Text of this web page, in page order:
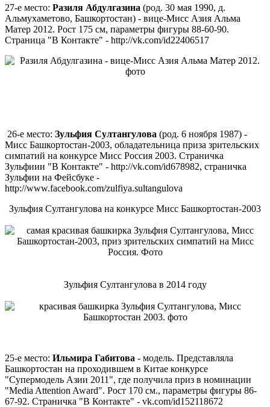
27-е место: Разиля Абдулгазина (род. 30 мая 1990, д.
Альмухаметово, Башкортостан) - вице-Мисс Азия Альма
Матер 2012. Рост 175 см, параметры фигуры 88-60-90.
Страница "В Контакте" - http://vk.com/id22406517
26-е место: Зульфия Султангулова (род. 6 ноября 1987) -
Мисс Башкортостан-2003, обладательница приза зрительских
симпатий на конкурсе Мисс Россия 2003. Страничка
Зульфиии "В Контакте" - http://vk.com/id678982, страничка
Зульфии на Фейсбуке -
http://www.facebook.com/zulfiya.sultangulova
Зульфия Султангулова на конкурсе Мисс Башкортостан-2003
Зульфия Султангулова в 2014 году
25-е место: Ильмира Габитова - модель. Представляла
Башкортостан на проходившем в Китае конкурсе
"Супермодель Азии 2011", где получила приз в номинации
"Media Attention Award". Рост 170 см., параметры фигуры 86-
67-92. Страничка "В Контакте" - vk.com/id152118672